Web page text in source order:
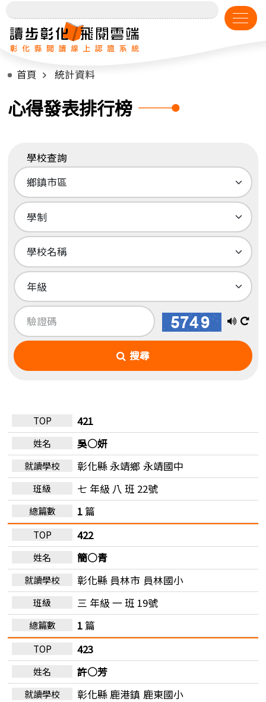
首頁 統計資料
心得發表排行榜
學校查詢
播
放
音
換
張
搜尋
421
吳○妍
彰化縣 永靖鄉 永靖國中
七 年級 八 班 22號
1 篇
422
簡○青
彰化縣 員林市 員林國小
三 年級 一 班 19號
1 篇
423
許○芳
彰化縣 鹿港鎮 鹿東國小